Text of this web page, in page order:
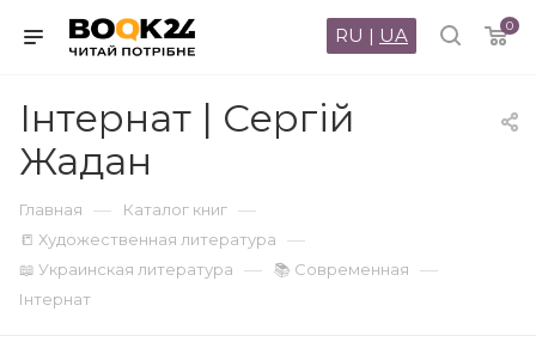
0
RU | UA
Інтернат | Сергій
Жадан
Главная — Каталог книг —
📒 Художественная литература —
📖 Украинская литература — 📚 Современная —
Інтернат